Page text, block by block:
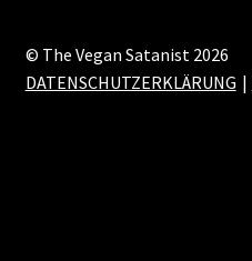
© The Vegan Satanist 2026
DATENSCHUTZERKLÄRUNG